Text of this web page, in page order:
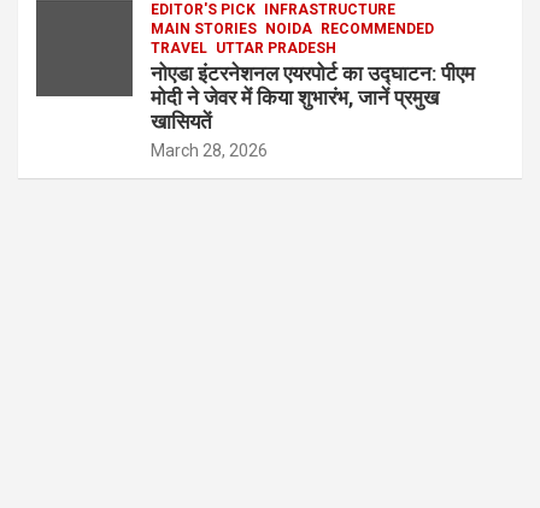
EDITOR'S PICK
INFRASTRUCTURE
MAIN STORIES
NOIDA
RECOMMENDED
TRAVEL UTTAR PRADESH
नोएडा इंटरनेशनल एयरपोर्ट का उद्घाटन: पीएम
मोदी ने जेवर में किया शुभारंभ, जानें प्रमुख
खासियतें
March 28, 2026